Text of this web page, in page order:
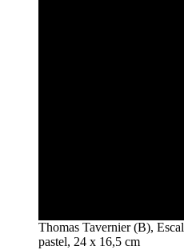
Thomas Tavernier (B),
pastel, 24 x 16,5 cm